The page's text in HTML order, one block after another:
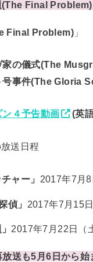
Final Problem)
Final Problem) 」
家の儀式(The
号事件(The Gloria
４予告動画 (英
送日程
ャー」 2017年7月
偵」 2017年7月15
2017年7月22日（
送も5月6日から始